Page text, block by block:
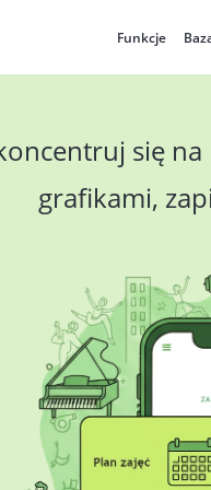
Funkcje
się na
grafikami,